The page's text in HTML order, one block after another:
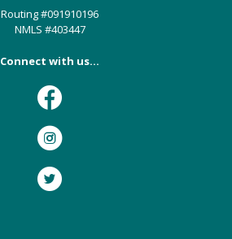
Routing #091910196
NMLS #403447
Connect with us...
Facebook
Instagram
Twitter